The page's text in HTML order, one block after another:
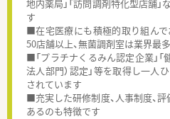
地内薬局」「訪問調剤特化型店舗
す
■在宅医療にも積極的取り組んで
50店舗以上、無菌調剤室は業界最
■「プラチナくるみん認定企業」
法人部門）認定」等を取得し一人
されています
■充実した研修制度、人事制度、
あるのも特徴です